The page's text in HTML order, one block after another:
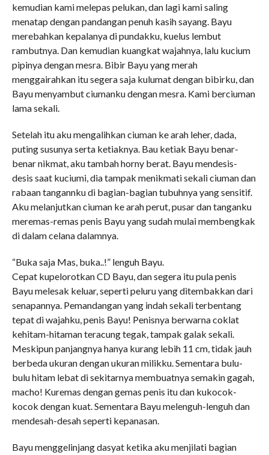
kemudian kami melepas pelukan, dan lagi kami saling
menatap dengan pandangan penuh kasih sayang. Bayu
merebahkan kepalanya di pundakku, kuelus lembut
rambutnya. Dan kemudian kuangkat wajahnya, lalu kucium
pipinya dengan mesra. Bibir Bayu yang merah
menggairahkan itu segera saja kulumat dengan bibirku, dan
Bayu menyambut ciumanku dengan mesra. Kami berciuman
lama sekali.
Setelah itu aku mengalihkan ciuman ke arah leher, dada,
puting susunya serta ketiaknya. Bau ketiak Bayu benar-
benar nikmat, aku tambah horny berat. Bayu mendesis-
desis saat kuciumi, dia tampak menikmati sekali ciuman dan
rabaan tangannku di bagian-bagian tubuhnya yang sensitif.
Aku melanjutkan ciuman ke arah perut, pusar dan tanganku
meremas-remas penis Bayu yang sudah mulai membengkak
di dalam celana dalamnya.
“Buka saja Mas, buka..!” lenguh Bayu.
Cepat kupelorotkan CD Bayu, dan segera itu pula penis
Bayu melesak keluar, seperti peluru yang ditembakkan dari
senapannya. Pemandangan yang indah sekali terbentang
tepat di wajahku, penis Bayu! Penisnya berwarna coklat
kehitam-hitaman teracung tegak, tampak galak sekali.
Meskipun panjangnya hanya kurang lebih 11 cm, tidak jauh
berbeda ukuran dengan ukuran milikku. Sementara bulu-
bulu hitam lebat di sekitarnya membuatnya semakin gagah,
macho! Kuremas dengan gemas penis itu dan kukocok-
kocok dengan kuat. Sementara Bayu melenguh-lenguh dan
mendesah-desah seperti kepanasan.
Bayu menggelinjang dasyat ketika aku menjilati bagian